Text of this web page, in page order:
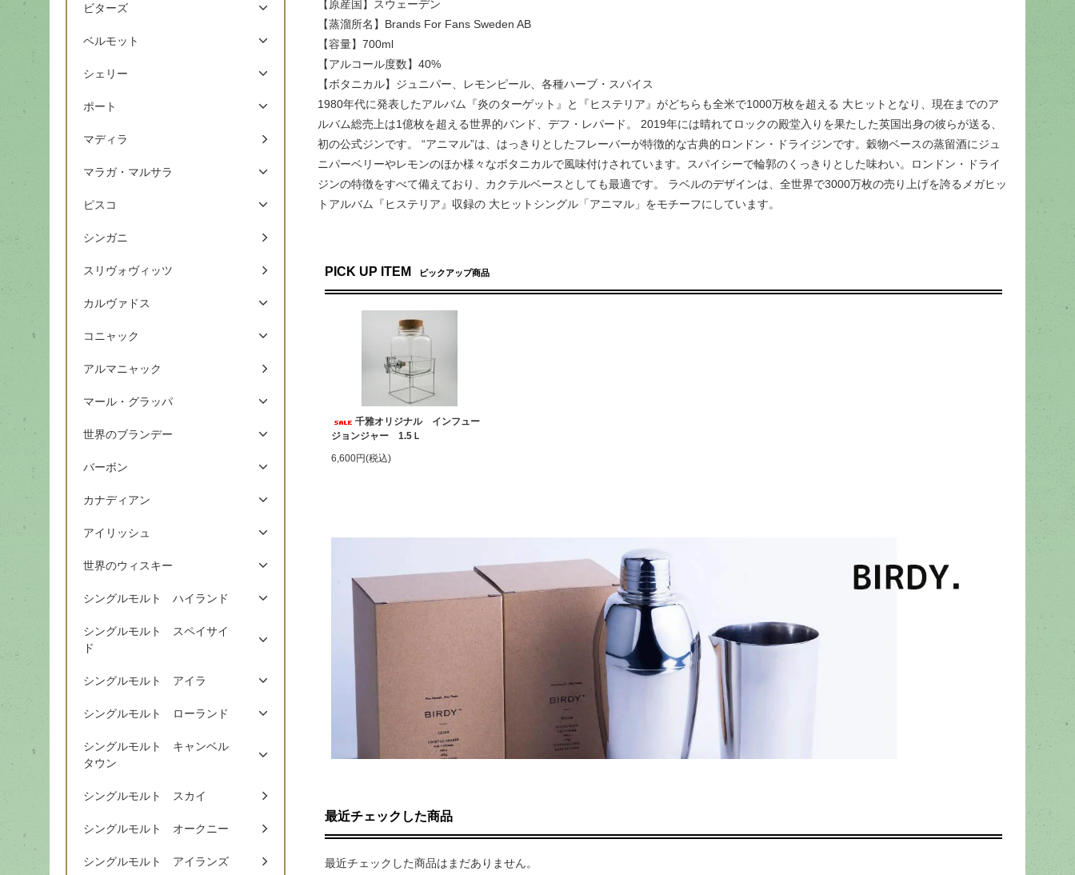
【原産国】スウェーデン
【蒸溜所名】Brands For Fans Sweden AB
【容量】700ml
【アルコール度数】40%
【ボタニカル】ジュニパー、レモンピール、各種ハーブ・スパイス
1980年代に発表したアルバム『炎のターゲット』と『ヒステリア』がどちらも全米で1000万枚を超える 大ヒットとなり、現在までのア
ルバム総売上は1億枚を超える世界的バンド、デフ・レパード。 2019年には晴れてロックの殿堂入りを果たした英国出身の彼らが送る、
初の公式ジンです。 “アニマル”は、はっきりとしたフレーバーが特徴的な古典的ロンドン・ドライジンです。穀物ベースの蒸留酒にジュ
ニパーベリーやレモンのほか様々なボタニカルで風味付けされています。スパイシーで輪郭のくっきりとした味わい。ロンドン・ドライ
ジンの特徴をすべて備えており、カクテルベースとしても最適です。 ラベルのデザインは、全世界で3000万枚の売り上げを誇るメガヒッ
トアルバム『ヒステリア』収録の 大ヒットシングル「アニマル」をモチーフにしています。
PICK UP ITEM ピックアップ商品
千雅オリジナル インフュー
ジョンジャー 1.5Ｌ
6,600円(税込)
最近チェックした商品
最近チェックした商品はまだありません。
ビターズ
ベルモット
シェリー
ポート
マディラ
マラガ・マルサラ
ピスコ
シンガニ
スリヴォヴィッツ
カルヴァドス
コニャック
アルマニャック
マール・グラッパ
世界のブランデー
バーボン
カナディアン
アイリッシュ
世界のウィスキー
シングルモルト ハイランド
シングルモルト スペイサイ
ド
シングルモルト アイラ
シングルモルト ローランド
シングルモルト キャンベル
タウン
シングルモルト スカイ
シングルモルト オークニー
シングルモルト アイランズ